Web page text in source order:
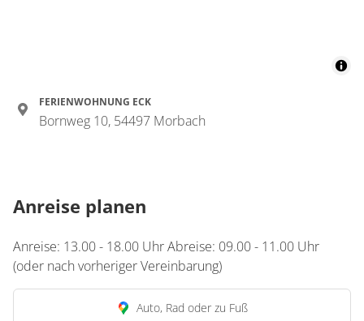
FERIENWOHNUNG ECK
Bornweg 10, 54497 Morbach
Anreise planen
Anreise: 13.00 - 18.00 Uhr Abreise: 09.00 - 11.00 Uhr
(oder nach vorheriger Vereinbarung)
Auto, Rad oder zu Fuß